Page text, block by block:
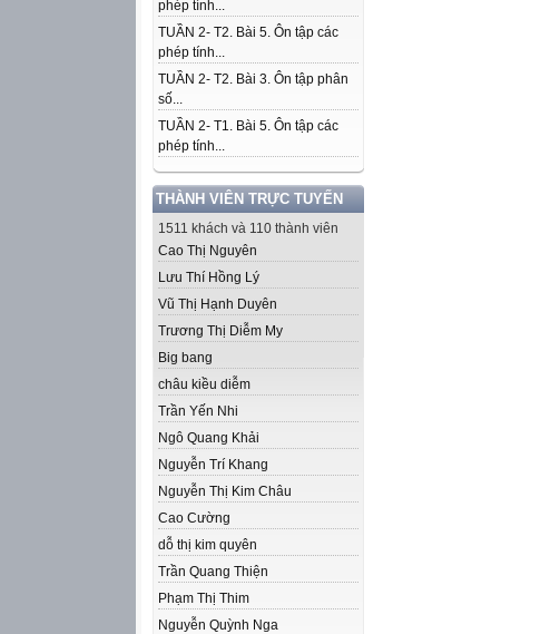
phép tính...
TUẦN 2- T2. Bài 5. Ôn tập các
phép tính...
TUẦN 2- T2. Bài 3. Ôn tập phân
số...
TUẦN 2- T1. Bài 5. Ôn tập các
phép tính...
THÀNH VIÊN TRỰC TUYẾN
1511 khách và 110 thành viên
Cao Thị Nguyên
Lưu Thí Hồng Lý
Vũ Thị Hạnh Duyên
Trương Thị Diễm My
Big bang
châu kiều diễm
Trần Yến Nhi
Ngô Quang Khải
Nguyễn Trí Khang
Nguyễn Thị Kim Châu
Cao Cường
dỗ thị kim quyên
Trần Quang Thiện
Phạm Thị Thim
Nguyễn Quỳnh Nga